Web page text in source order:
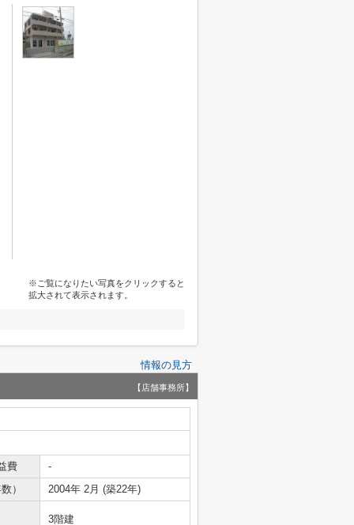
※ご覧になりたい写真をクリックすると
拡大されて表示されます。
情報の見方
【店舗事務所】
費
-
）
2004年 2月 (築22年)
3階建